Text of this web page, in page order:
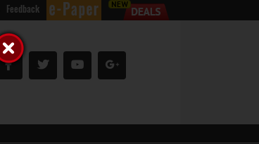
Feedback